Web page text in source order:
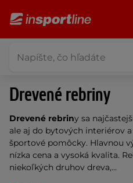
Drevené rebriny
Drevené rebriny sa
ale aj do bytových interiérov
športové pomôcky. Hlavnou
nízka cena a vysoká kvalita.
niekoľkých druhov dreva,...